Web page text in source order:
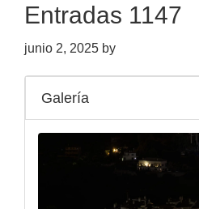
Entradas 1147
junio 2, 2025 by